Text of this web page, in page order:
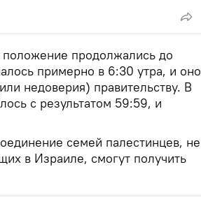
продолжались до
примерно в 6:30 утра, и оно
недоверия) правительству. В
с результатом 59:59, и
семей палестинцев, не
в Израиле, смогут получить